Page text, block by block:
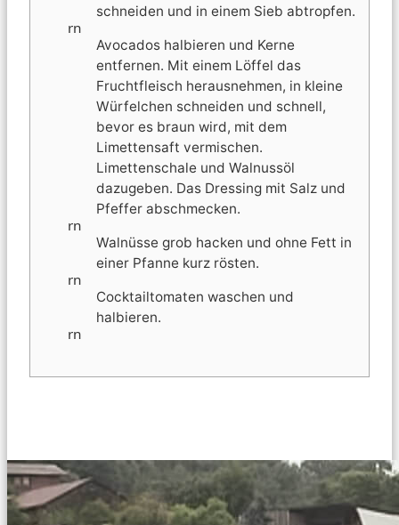
schneiden und in einem Sieb abtropfen.
rn
Avocados halbieren und Kerne
entfernen. Mit einem Löffel das
Fruchtfleisch herausnehmen, in kleine
Würfelchen schneiden und schnell,
bevor es braun wird, mit dem
Limettensaft vermischen.
Limettenschale und Walnussöl
dazugeben. Das Dressing mit Salz und
Pfeffer abschmecken.
rn
Walnüsse grob hacken und ohne Fett in
einer Pfanne kurz rösten.
rn
Cocktailtomaten waschen und
halbieren.
rn